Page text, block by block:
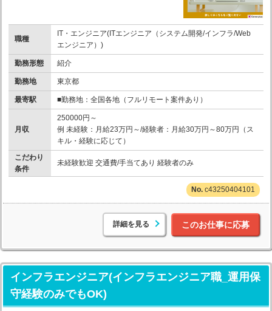
職種
IT・エンジニア(ITエンジニア（システム開発/インフラ/Web
エンジニア）)
勤務形態 紹介
勤務地 東京都
最寄駅 ■勤務地：全国各地（フルリモート案件あり）
月収
250000円～
例 未経験：月給23万円～/経験者：月給30万円～80万円（ス
キル・経験に応じて）
こだわり
条件
未経験歓迎 交通費/手当てあり 経験者のみ
c43250404101
詳細を見る このお仕事に応募
インフラエンジニア(インフラエンジニア職_運用保
守経験のみでもOK)